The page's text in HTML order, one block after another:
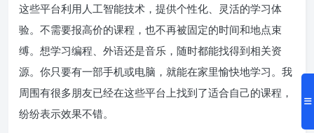
这些平台利用人工智能技术，提供个性化、灵活的学习体
验。不需要报高价的课程，也不再被固定的时间和地点束
缚。想学习编程、外语还是音乐，随时都能找得到相关资
源。你只要有一部手机或电脑，就能在家里愉快地学习。我
周围有很多朋友已经在这些平台上找到了适合自己的课程，
纷纷表示效果不错。